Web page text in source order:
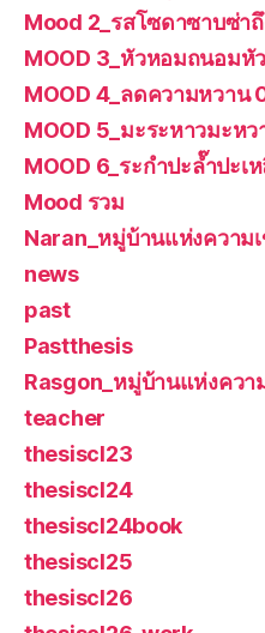
Mood 2_รสโซดาซาบซ่าถึ
MOOD 3_หัวหอมถนอมหั
MOOD 4_ลดความหวาน
MOOD 5_มะระหาวมะห
MOOD 6_ระกำปะล๊ำปะเ
Mood รวม
Naran_หมู่บ้านแห่งความ
news
past
Pastthesis
Rasgon_หมู่บ้านแห่งควา
teacher
thesiscl23
thesiscl24
thesiscl24book
thesiscl25
thesiscl26